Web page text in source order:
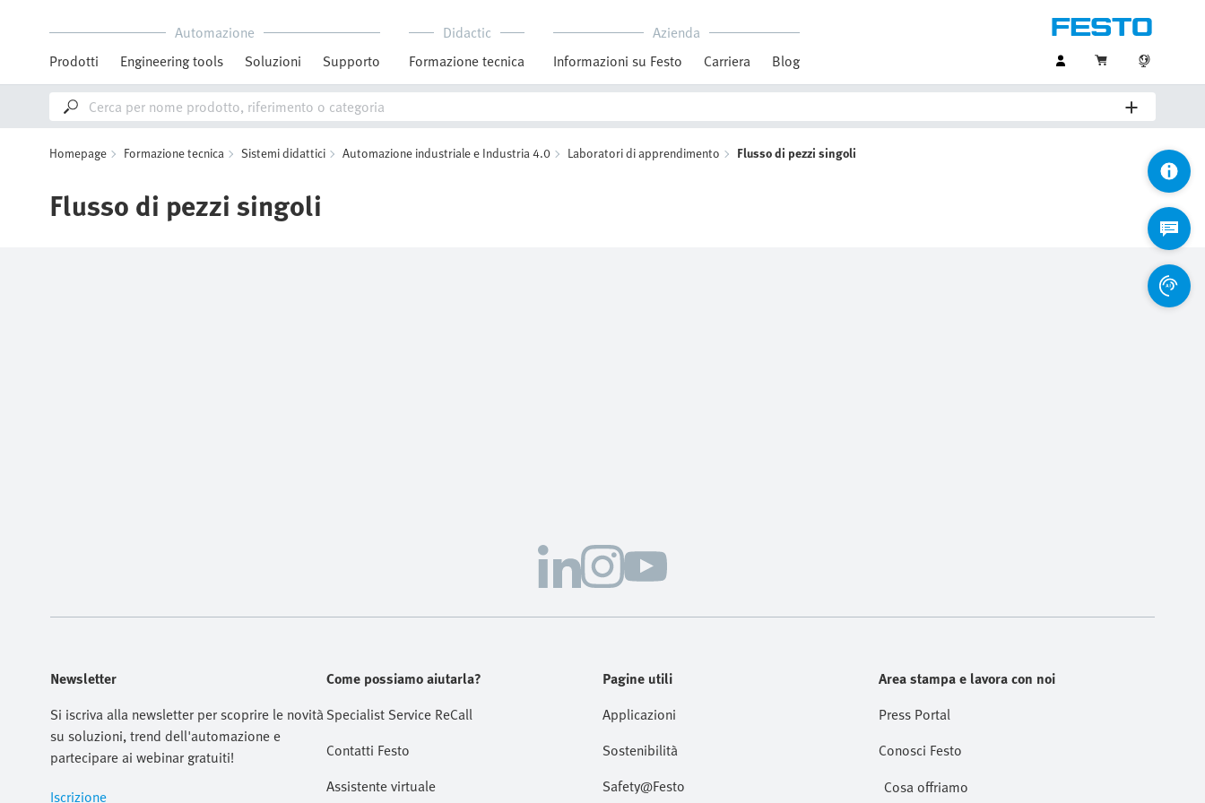
Automazione
Prodotti
Engineering tools Soluzioni Supporto
Didactic
Formazione tecnica
Azienda
Informazioni su Festo
Carriera Blog
Homepage Formazione tecnica Sistemi didattici Automazione industriale e Industria 4.0 Laboratori di apprendimento Flusso di pezzi singoli
Flusso di pezzi singoli
Newsletter
Si iscriva alla newsletter per scoprire le novità
su soluzioni, trend dell'automazione e
partecipare ai webinar gratuiti!
Iscrizione
Come possiamo aiutarla?
Specialist Service ReCall
Contatti Festo
Assistente virtuale
Pagine utili
Applicazioni
Sostenibilità
Safety@Festo
Area stampa e lavora con noi
Press Portal
Conosci Festo
Cosa offriamo